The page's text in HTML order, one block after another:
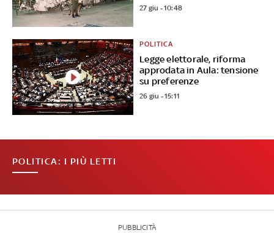
27 giu - 10:48
Legge elettorale, riforma
approdata in Aula: tensione
su preferenze
POLITICA
26 giu - 15:11
POLITICA: I PIÙ LETTI
PUBBLICITÀ